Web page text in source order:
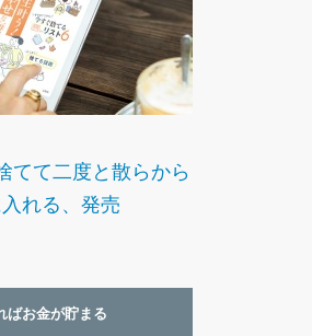
てて二度と散らから
れる、発売
ばお金が貯まる